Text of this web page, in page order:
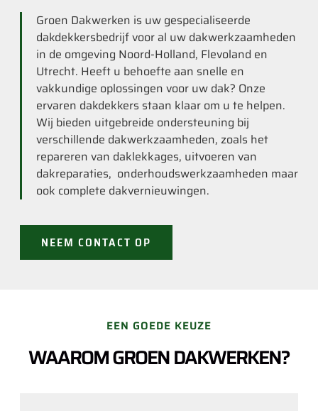
Groen Dakwerken is uw gespecialiseerde
dakdekkersbedrijf voor al uw dakwerkzaamheden
in de omgeving Noord-Holland, Flevoland en
Utrecht. Heeft u behoefte aan snelle en
vakkundige oplossingen voor uw dak? Onze
ervaren dakdekkers staan klaar om u te helpen.
Wij bieden uitgebreide ondersteuning bij
verschillende dakwerkzaamheden, zoals het
repareren van daklekkages, uitvoeren van
dakreparaties, onderhoudswerkzaamheden maar
ook complete dakvernieuwingen.
NEEM CONTACT OP
EEN GOEDE KEUZE
WAAROM GROEN DAKWERKEN?